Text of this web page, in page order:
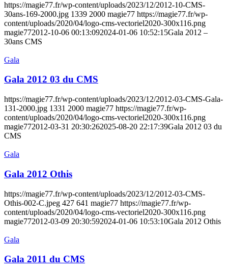
https://magie77.fr/wp-content/uploads/2023/12/2012-10-CMS-
30ans-169-2000.jpg 1339 2000 magie77 https://magie77.fr/wp-
content/uploads/2020/04/logo-cms-vectoriel2020-300x116.png
magie772012-10-06 00:13:092024-01-06 10:52:15Gala 2012 –
30ans CMS
Gala
Gala 2012 03 du CMS
https://magie77.fr/wp-content/uploads/2023/12/2012-03-CMS-Gala-
131-2000.jpg 1331 2000 magie77 https://magie77.fr/wp-
content/uploads/2020/04/logo-cms-vectoriel2020-300x116.png
magie772012-03-31 20:30:262025-08-20 22:17:39Gala 2012 03 du
CMS
Gala
Gala 2012 Othis
https://magie77.fr/wp-content/uploads/2023/12/2012-03-CMS-
Othis-002-C.jpeg 427 641 magie77 https://magie77.fr/wp-
content/uploads/2020/04/logo-cms-vectoriel2020-300x116.png
magie772012-03-09 20:30:592024-01-06 10:53:10Gala 2012 Othis
Gala
Gala 2011 du CMS